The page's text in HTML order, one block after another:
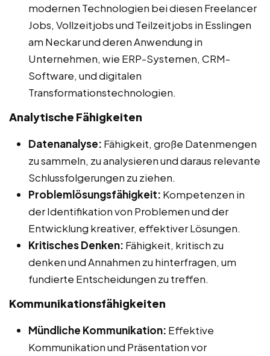
modernen Technologien bei diesen Freelancer
Jobs, Vollzeitjobs und Teilzeitjobs in Esslingen
am Neckar und deren Anwendung in
Unternehmen, wie ERP-Systemen, CRM-
Software, und digitalen
Transformationstechnologien.
Analytische Fähigkeiten
Datenanalyse: Fähigkeit, große Datenmengen
zu sammeln, zu analysieren und daraus relevante
Schlussfolgerungen zu ziehen.
Problemlösungsfähigkeit: Kompetenzen in
der Identifikation von Problemen und der
Entwicklung kreativer, effektiver Lösungen.
Kritisches Denken: Fähigkeit, kritisch zu
denken und Annahmen zu hinterfragen, um
fundierte Entscheidungen zu treffen.
Kommunikationsfähigkeiten
Mündliche Kommunikation: Effektive
Kommunikation und Präsentation vor